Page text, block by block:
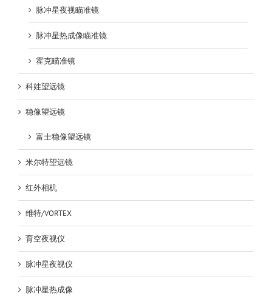
脉冲星夜视瞄准镜
脉冲星热成像瞄准镜
霍克瞄准镜
科娃望远镜
稳像望远镜
富士稳像望远镜
米尔特望远镜
红外相机
维特/VORTEX
育空夜视仪
脉冲星夜视仪
脉冲星热成像